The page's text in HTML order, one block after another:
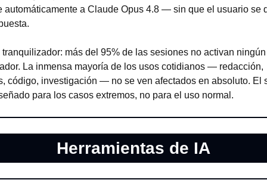
automáticamente a Claude Opus 4.8 — sin que el usuario se
tranquilizador: más del 95% de las sesiones no activan ningún
La inmensa mayoría de los usos cotidianos — redacción,
código, investigación — no se ven afectados en absoluto. El
para los casos extremos, no para el uso normal.
Herramientas de IA